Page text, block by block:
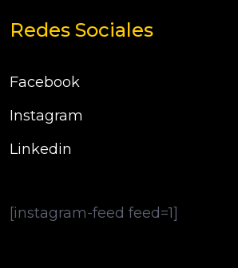
Redes Sociales
Facebook
Instagram
Linkedin
[instagram-feed feed=1]